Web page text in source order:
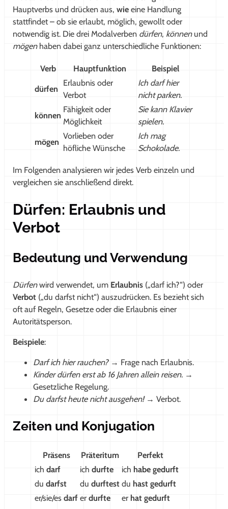
Hauptverbs und drücken aus,wie eine Handlung
stattfindet – ob sie erlaubt, möglich, gewollt oder
notwendig ist. Die drei Modalverben dürfen, könnenund
mögenhaben dabei ganz unterschiedliche Funktionen:
Verb Hauptfunktion
Beispiel
dürfen
Erlaubnis oder
Verbot
Ich darf hier
nicht parken.
können
Fähigkeit oder
Möglichkeit
Sie kann Klavier
spielen.
mögen
Vorlieben oder
höfliche Wünsche
Ich mag
Schokolade.
Im Folgenden analysieren wir jedes Verb einzeln und
vergleichen sie anschließend direkt.
Dürfen: Erlaubnis und
Verbot
Bedeutung und Verwendung
Dürfenwird verwendet, um Erlaubnis („darf ich?“) oder
Verbot („du darfst nicht“) auszudrücken. Es bezieht sich
oft auf Regeln, Gesetze oder die Erlaubnis einer
Autoritätsperson.
Beispiele:
Darf ich hier rauchen?→ Frage nach Erlaubnis.
Kinder dürfen erst ab 16 Jahren allein reisen. →
Gesetzliche Regelung.
Du darfst heute nicht ausgehen!→ Verbot.
Zeiten und Konjugation
Präsens Präteritum
Perfekt
ichdarf ichdurfte ichhabe gedurft
dudarfst dudurftest du hast gedurft
er/sie/esdarf erdurfte er hat gedurft